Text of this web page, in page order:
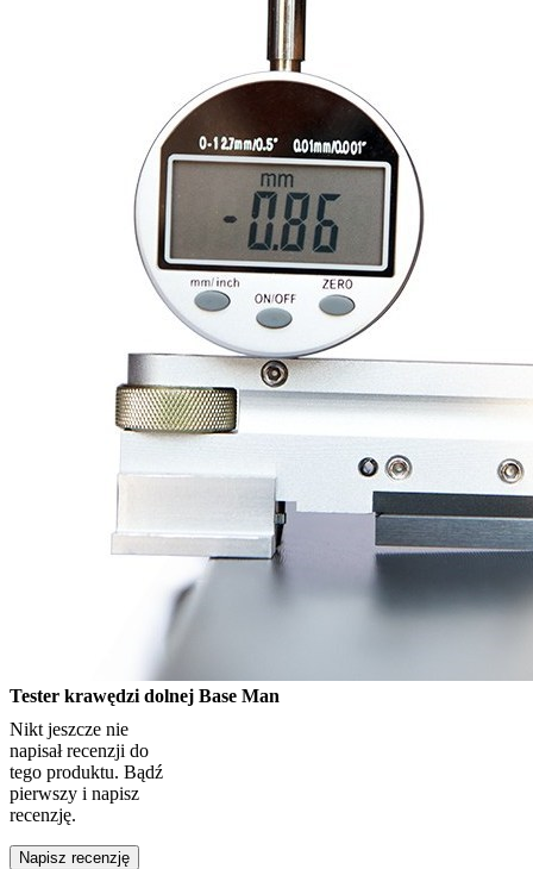
Tester krawędzi dolnej Base Man
Nikt jeszcze nie
napisał recenzji do
tego produktu. Bądź
pierwszy i napisz
recenzję.
Napisz recenzję